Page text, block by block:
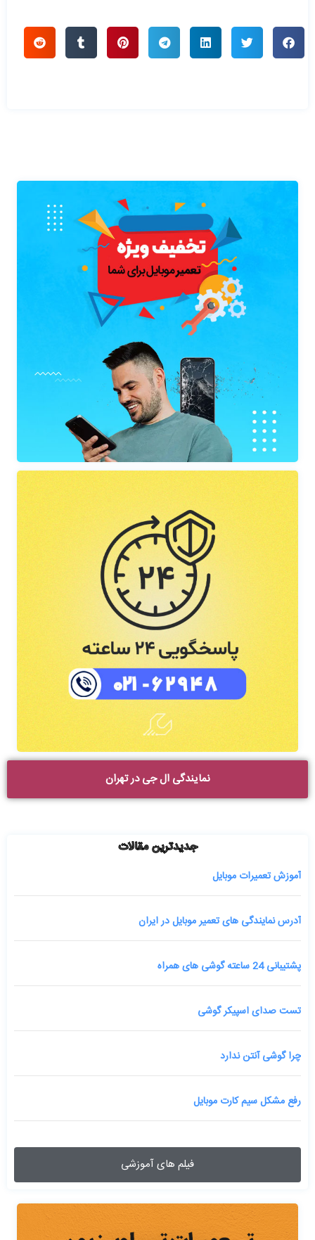
نمایندگی ال جی در تهران
جدیدترین مقالات
آموزش تعمیرات موبایل
آدرس نمایندگی های تعمیر موبایل در ایران
پشتیبانی 24 ساعته گوشی های همراه
تست صدای اسپیکر گوشی
چرا گوشی آنتن ندارد
رفع مشکل سیم کارت موبایل
فیلم های آموزشی